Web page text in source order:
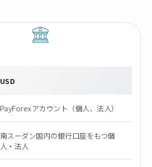
USD
PayForexアカウント（個⼈、法⼈）
南スーダン国内の銀行口座をもつ個
人・法人